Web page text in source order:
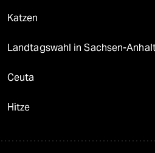
Katzen
Landtagswahl in Sachsen-
Ceuta
Hitze